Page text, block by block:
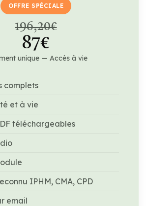
OFFRE SPÉCIALE
196,20€
87€
unique — Accès à vie
complets
et à vie
téléchargeables
IPHM, CMA, CPD
email